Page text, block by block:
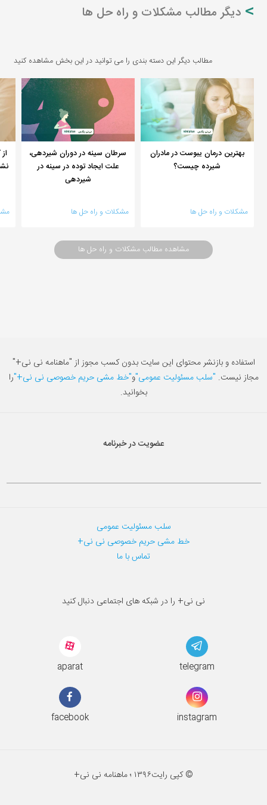
دیگر مطالب مشکلات و راه حل ها
مطالب دیگر این دسته بندی را می توانید در این بخش مشاهده کنید
بهترین درمان یبوست در مادران
شیرده چیست؟
مشکلات و راه حل ها
سرطان سینه در دوران شیردهی،
علت ایجاد توده در سینه در
شیردهی
مشکلات و راه حل ها
مشاهده مطالب مشکلات و راه حل ها
استفاده و بازنشر محتوای این سایت بدون کسب مجوز از "ماهنامه نی نی+"
مجاز نیست. "سلب مسئولیت عمومی"و"خط مشی حریم خصوصی نی نی+"را
بخوانید.
عضویت در خبرنامه
سلب مسئولیت عمومی
خط مشی حریم خصوصی نی نی+
تماس با ما
نی نی+ را در شبکه های اجتماعی دنبال کنید
aparat telegram
facebook instagram
© کپی رایت۱۳۹۶ ؛ ماهنامه نی نی+